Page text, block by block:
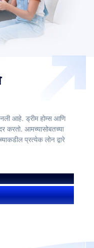
आहे. ड्रीम होम्स आणि
करतो. आमच्यासोबतच्या
प्रत्येक लोन द्वारे